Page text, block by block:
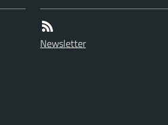
Newsletter